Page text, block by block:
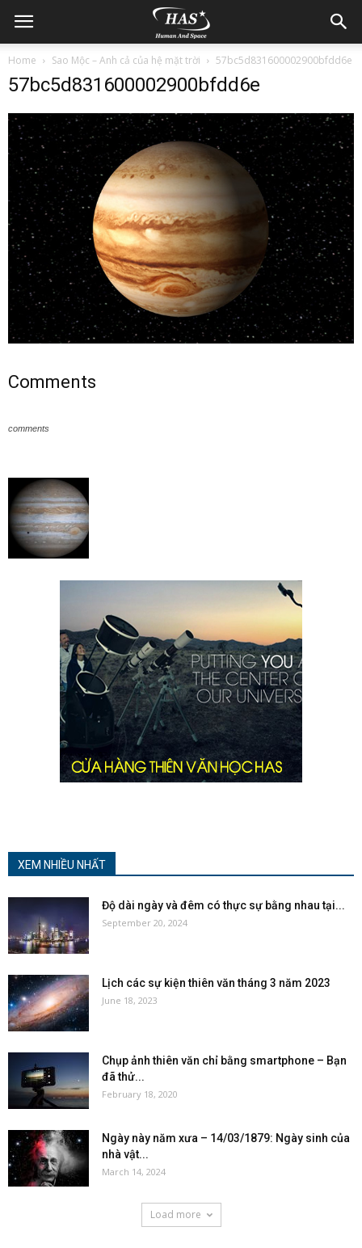
Home Sao Mộc – Anh cả của hệ mặt trời 57bc5d831600002900bfdd6e
57bc5d831600002900bfdd6e
Comments
comments
XEM NHIỀU NHẤT
Độ dài ngày và đêm có thực sự bằng nhau tại...
September 20, 2024
Lịch các sự kiện thiên văn tháng 3 năm 2023
June 18, 2023
Chụp ảnh thiên văn chỉ bằng smartphone – Bạn
đã thử...
February 18, 2020
Ngày này năm xưa – 14/03/1879: Ngày sinh của
nhà vật...
March 14, 2024
Load more